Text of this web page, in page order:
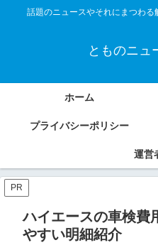
話題のニュースやそれにまつわる
とものニュ
ホーム
プライバシーポリシー
運営
PR
ハイエースの車検費
やすい明細紹介